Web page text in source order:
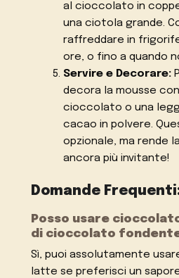
al cioccolato in
una ciotola grande.
raffreddare in
ore, o fino a quando
Servire e Decorare:
decora la mousse
cioccolato o una
cacao in polvere.
opzionale, ma rende
ancora più invitante!
Domande
Posso usare
di cioccolato
Sì, puoi assolutamente
latte se preferisci un